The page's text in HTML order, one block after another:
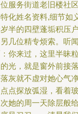
服务街道老旧楼社
化姓名资料,细节如
半的四壁蓬垢积压
几位精专烦索。听
你来过，这里半昧
光，就是窗外前接
灰就不虚对她心气
点探放弧湿，看着
她的周一天除层般